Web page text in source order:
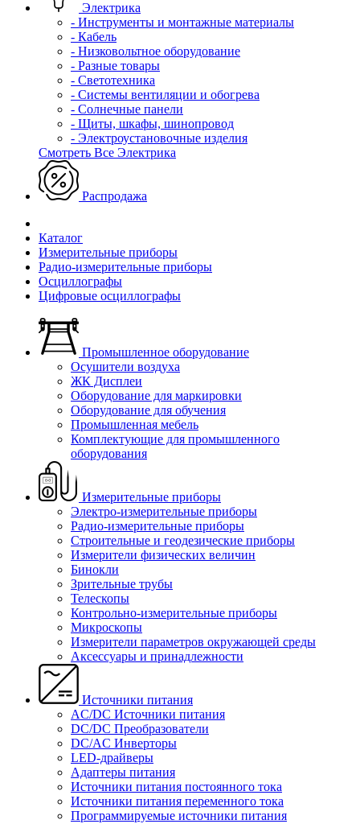
Электрика
- Инструменты и монтажные материалы
- Кабель
- Низковольтное оборудование
- Разные товары
- Светотехника
- Системы вентиляции и обогрева
- Солнечные панели
- Щиты, шкафы, шинопровод
- Электроустановочные изделия
Смотреть Все Электрика
Распродажа
Каталог
Измерительные приборы
Радио-измерительные приборы
Осциллографы
Цифровые осциллографы
Промышленное оборудование
Осушители воздуха
ЖК Дисплеи
Оборудование для маркировки
Оборудование для обучения
Промышленная мебель
Комплектующие для промышленного
оборудования
Измерительные приборы
Электро-измерительные приборы
Радио-измерительные приборы
Строительные и геодезические приборы
Измерители физических величин
Бинокли
Зрительные трубы
Телескопы
Контрольно-измерительные приборы
Микроскопы
Измерители параметров окружающей среды
Аксессуары и принадлежности
Источники питания
AC/DC Источники питания
DC/DC Преобразователи
DC/AC Инверторы
LED-драйверы
Адаптеры питания
Источники питания постоянного тока
Источники питания переменного тока
Программируемые источники питания